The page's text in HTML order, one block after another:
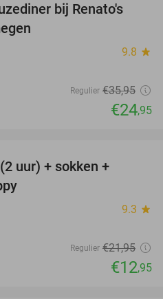
31%
bij Renato's
9.8 star
Regulier €35,95
€24,95
uur) + sokken +
9.3 star
Regulier €21,95
€12,95